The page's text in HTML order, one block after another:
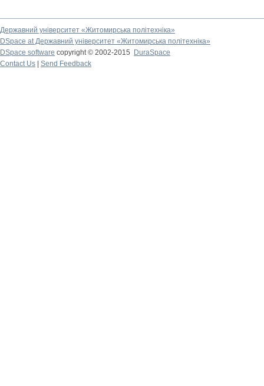
Державний університет «Житомирська політехніка»
DSpace at Державний університет «Житомирська політехніка»
DSpace software copyright © 2002-2015
DuraSpace
Contact Us
Send Feedback